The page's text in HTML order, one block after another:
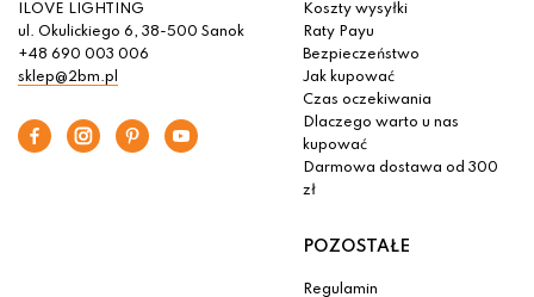
ILOVE LIGHTING
ul. Okulickiego 6, 38-500 Sanok
+48 690 003 006
sklep@2bm.pl
Koszty wysyłki
Raty Payu
Bezpieczeństwo
Jak kupować
Czas oczekiwania
Dlaczego warto u nas
kupować
Darmowa dostawa od 300
zł
POZOSTAŁE
Regulamin